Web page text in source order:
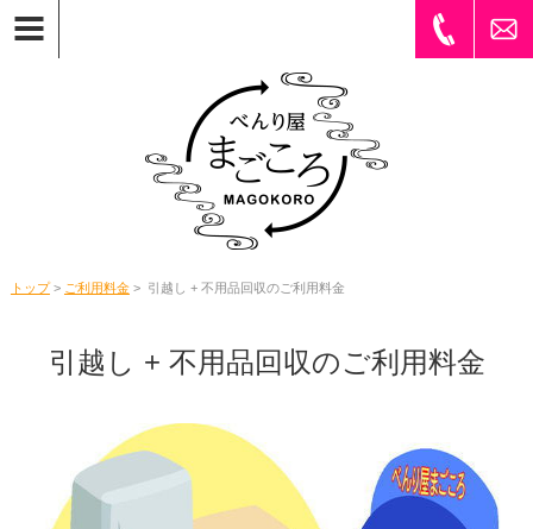
トップ> ご利用料金> 引越し + 不用品回収のご利用料金
引越し + 不用品回収のご利用料金